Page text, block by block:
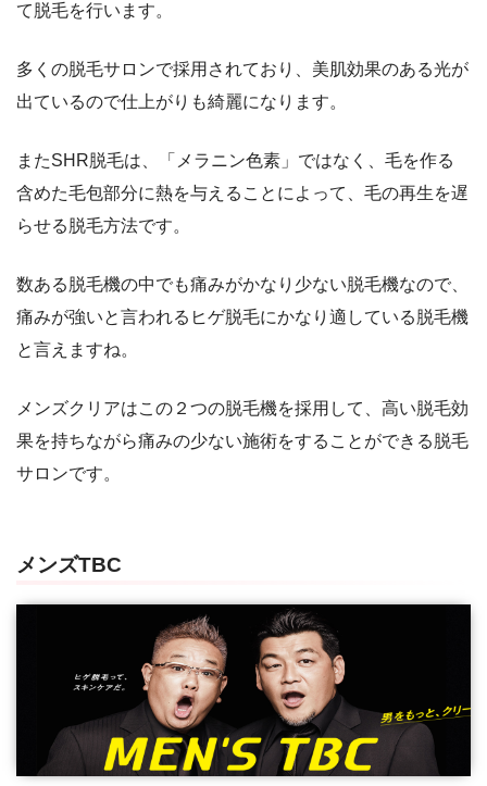
て脱毛を行います。
多くの脱毛サロンで採用されており、美肌効果のある光が
出ているので仕上がりも綺麗になります。
またSHR脱毛は、「メラニン色素」ではなく、毛を作る
含めた毛包部分に熱を与えることによって、毛の再生を遅
らせる脱毛方法です。
数ある脱毛機の中でも痛みがかなり少ない脱毛機なので、
痛みが強いと言われるヒゲ脱毛にかなり適している脱毛機
と言えますね。
メンズクリアはこの２つの脱毛機を採用して、高い脱毛効
果を持ちながら痛みの少ない施術をすることができる脱毛
サロンです。
メンズTBC